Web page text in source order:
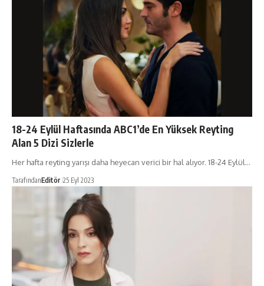
18-24 Eylül Haftasında ABC1’de En Yüksek Reyting
Alan 5 Dizi Sizlerle
Her hafta reyting yarışı daha heyecan verici bir hal alıyor. 18-24 Eylül…
TarafındanEditör 25 Eyl 2023